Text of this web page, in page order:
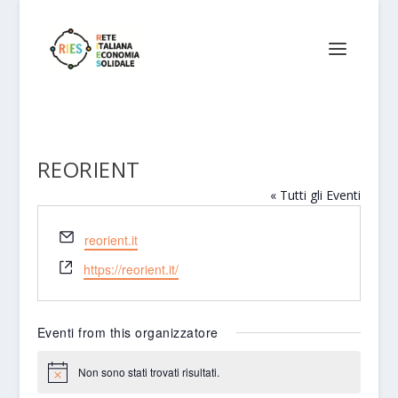
REORIENT
« Tutti gli Eventi
Email
reorient.it
Website
https://reorient.it/
Eventi from this organizzatore
Notice Non sono stati trovati risultati.